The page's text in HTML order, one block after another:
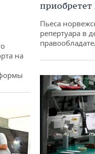
на
Пьеса
репертуара в